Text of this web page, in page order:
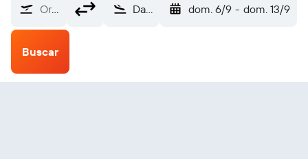
Origen Da Nang (DAD) dom. 6/9 - dom. 13/9
Buscar